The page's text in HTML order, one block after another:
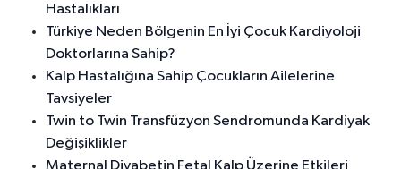
Hastalıkları
Türkiye Neden Bölgenin En İyi Çocuk Kardiyoloji
Doktorlarına Sahip?
Kalp Hastalığına Sahip Çocukların Ailelerine
Tavsiyeler
Twin to Twin Transfüzyon Sendromunda Kardiyak
Değişiklikler
Maternal Diyabetin Fetal Kalp Üzerine Etkileri